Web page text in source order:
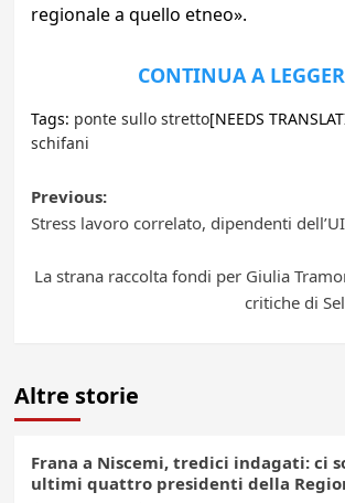
regionale a quello etneo».
CONTINUA A
Tags: ponte sullo stretto[NEEDS
schifani
Post
navigation
Previous:
Stress lavoro correlato, dipendenti
La strana raccolta fondi per Giulia
critiche di
Altre storie
Frana a Niscemi, tredici indagati: ci
ultimi quattro presidenti della